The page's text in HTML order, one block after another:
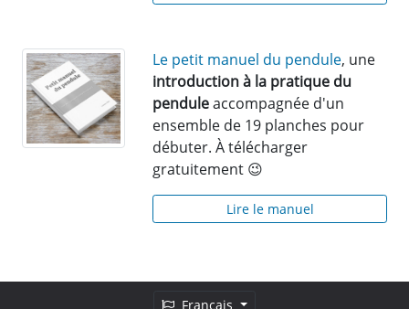
Le petit manuel du pendule, une
introduction à la pratique du
penduleaccompagnée d'un
ensemble de 19 planches pour
débuter. À télécharger
gratuitement 😉
Lire le manuel
Français